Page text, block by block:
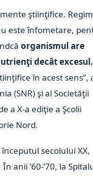
ştiinţifice.
este înfometare,
organismul are
decât excesul.
în acest sens”,
(SNR) şi al Societăţii
a X-a ediţie a Şcolii
Nord.
utul secolului XX,
anii ’60-’70, la